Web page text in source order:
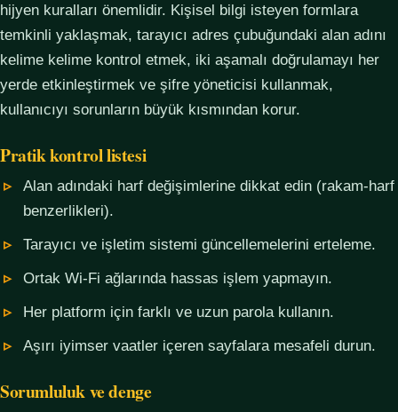
hijyen kuralları önemlidir. Kişisel bilgi isteyen formlara
temkinli yaklaşmak, tarayıcı adres çubuğundaki alan adını
kelime kelime kontrol etmek, iki aşamalı doğrulamayı her
yerde etkinleştirmek ve şifre yöneticisi kullanmak,
kullanıcıyı sorunların büyük kısmından korur.
Pratik kontrol listesi
Alan adındaki harf değişimlerine dikkat edin (rakam-harf
benzerlikleri).
Tarayıcı ve işletim sistemi güncellemelerini erteleme.
Ortak Wi-Fi ağlarında hassas işlem yapmayın.
Her platform için farklı ve uzun parola kullanın.
Aşırı iyimser vaatler içeren sayfalara mesafeli durun.
Sorumluluk ve denge